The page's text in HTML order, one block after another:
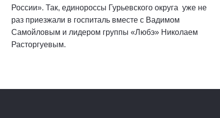
России». Так, единороссы Гурьевского округа уже не
раз приезжали в госпиталь вместе с Вадимом
Самойловым и лидером группы «Любэ» Николаем
Расторгуевым.